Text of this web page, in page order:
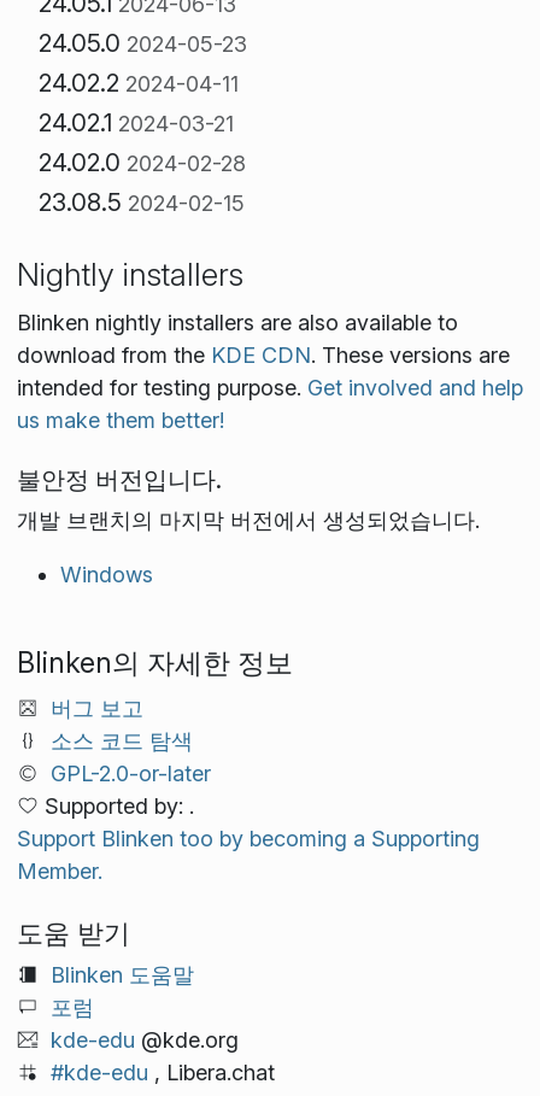
24.05.0 2024-05-23
24.02.2 2024-04-11
24.02.1 2024-03-21
24.02.0 2024-02-28
23.08.5 2024-02-15
Nightly installers
Blinken nightly installers are also available to
download from the KDE CDN. These versions are
intended for testing purpose. Get involved and help
us make them better!
불안정 버전입니다.
개발 브랜치의 마지막 버전에서 생성되었습니다.
Windows
Blinken의 자세한 정보
버그 보고
소스 코드 탐색
GPL-2.0-or-later
Supported by: .
Support Blinken too by becoming a Supporting
Member.
도움 받기
Blinken 도움말
포럼
kde-edu @kde.org
#kde-edu , Libera.chat